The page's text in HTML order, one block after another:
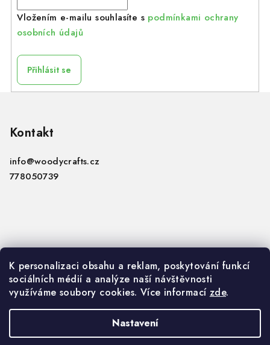
K personalizaci obsahu a reklam, poskytování funkcí
sociálních médií a analýze naší návštěvnosti
využíváme soubory cookies. Více informací zde.
Nastavení
y
s
Vložením e-mailu souhlasíte s podmínkami ochrany
osobních údajů
Přihlásit se
Kontakt
info@woodycrafts.cz
778050739
VOP
GDPR
Copyright 2026Woody Crafts B2B. Všechna práva